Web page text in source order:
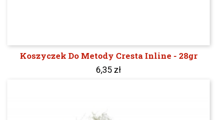
Koszyczek Do Metody Cresta Inline - 28gr
6,35 zł